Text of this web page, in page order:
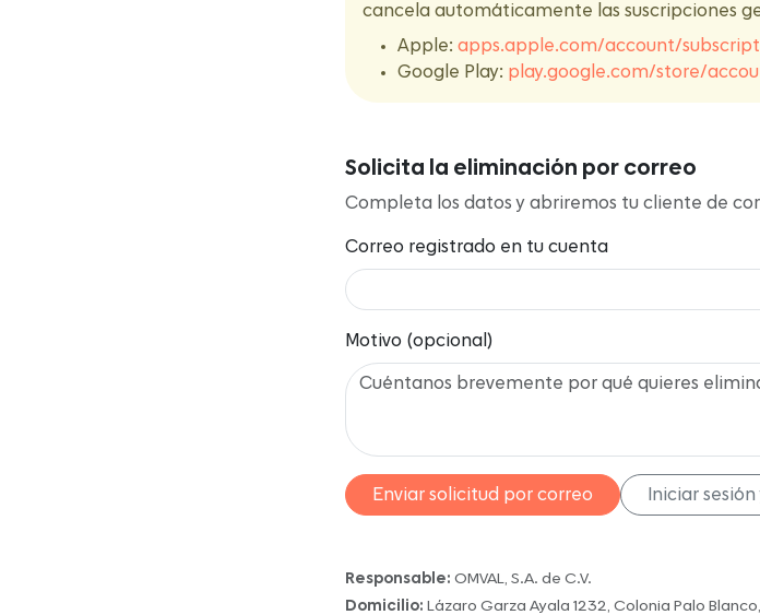
cancela automáticamente las suscripciones
Apple: apps.apple.com/account/
Google Play: play.google.com/store/
Solicita la eliminación por correo
Completa los datos y abriremos tu cliente de
Correo registrado en tu cuenta
Motivo (opcional)
Enviar solicitud por correo Iniciar
Responsable: OMVAL, S.A. de C.V.
Domicilio: Lázaro Garza Ayala 1232, Colonia Palo